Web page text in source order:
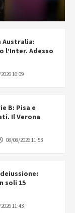
Australia:
l’Inter. Adesso
16:09
B: Pisa e
Il Verona
08/08/2026 11:53
soli 15
11:43